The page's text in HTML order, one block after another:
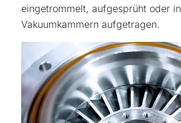
eingetrommelt, aufgesprüht oder in
Vakuumkammern aufgetragen.